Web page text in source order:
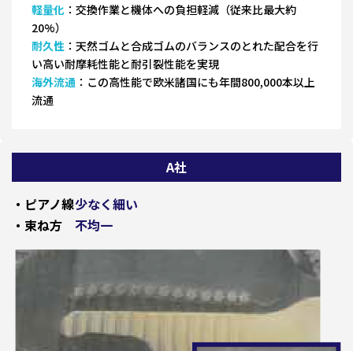
軽量化 ：交換作業と機体への負担軽減（従来比最大約
20%）
耐久性 ：天然ゴムと合成ゴムのバランスのとれた配合を行
い高い耐摩耗性能と耐引裂性能を実現
海外流通 ：この高性能で欧米諸国にも年間800,000本以上
流通
A社
・ピアノ線少なく細い
・束ね方
不均一